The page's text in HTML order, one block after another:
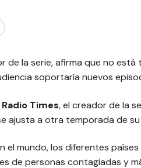
de la serie, afirma que no
soportaría nuevos
Radio Times, el creador de la
ajusta a otra temporada de
el mundo, los diferentes
de personas contagiadas y